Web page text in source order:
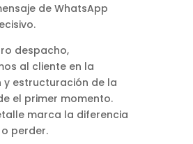
de WhatsApp
despacho,
al cliente en la
y estructuración de la
el primer momento.
marca la diferencia
perder.